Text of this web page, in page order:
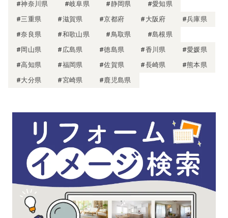
#神奈川県
#岐阜県 #静岡県
#愛知県
#三重県
#滋賀県 #京都府 #大阪府
#兵庫県
#奈良県
#和歌山県 #鳥取県
#島根県
#岡山県
#広島県 #徳島県 #香川県
#愛媛県
#高知県
#福岡県 #佐賀県 #長崎県
#熊本県
#大分県
#宮崎県 #鹿児島県